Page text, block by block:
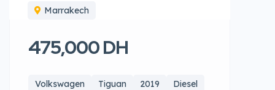
Marrakech
475,000 DH
Volkswagen Tiguan 2019
Diesel